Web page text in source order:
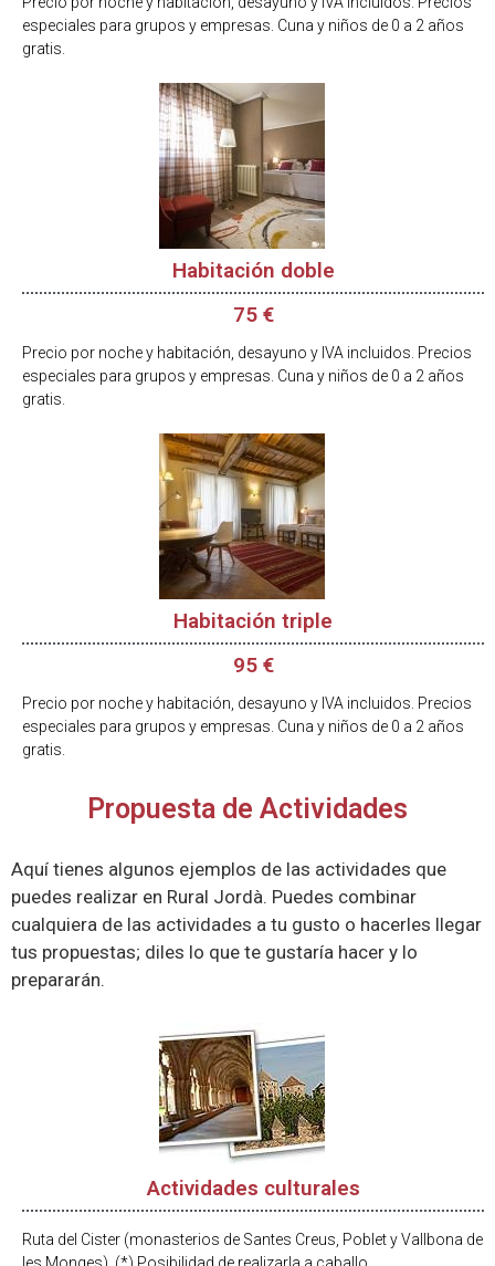
especiales para grupos y empresas. Cuna y niños de 0 a 2 años
gratis.
Habitación doble
75 €
Precio por noche y habitación, desayuno y IVA incluidos. Precios
especiales para grupos y empresas. Cuna y niños de 0 a 2 años
gratis.
Habitación triple
95 €
Precio por noche y habitación, desayuno y IVA incluidos. Precios
especiales para grupos y empresas. Cuna y niños de 0 a 2 años
gratis.
Propuesta de Actividades
Aquí tienes algunos ejemplos de las actividades que
puedes realizar en Rural Jordà. Puedes combinar
cualquiera de las actividades a tu gusto o hacerles llegar
tus propuestas; diles lo que te gustaría hacer y lo
prepararán.
Actividades culturales
Ruta del Cister (monasterios de Santes Creus, Poblet y Vallbona de
les Monges). (*) Posibilidad de realizarla a caballo.